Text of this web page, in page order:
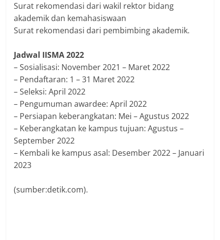
Surat rekomendasi dari wakil rektor bidang
akademik dan kemahasiswaan
Surat rekomendasi dari pembimbing akademik.
Jadwal IISMA 2022
– Sosialisasi: November 2021 – Maret 2022
– Pendaftaran: 1 – 31 Maret 2022
– Seleksi: April 2022
– Pengumuman awardee: April 2022
– Persiapan keberangkatan: Mei – Agustus 2022
– Keberangkatan ke kampus tujuan: Agustus –
September 2022
– Kembali ke kampus asal: Desember 2022 – Januari
2023
(sumber:detik.com).